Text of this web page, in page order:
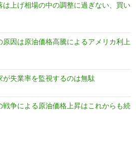
は上げ相場の中の調整に過ぎない、買い
因は原油価格高騰によるアメリカ利上
が失業率を監視するのは無駄
戦争による原油価格上昇はこれからも続